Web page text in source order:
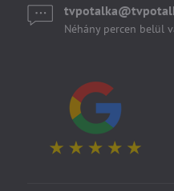
Néhány percen belül